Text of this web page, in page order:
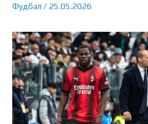
Фудбал /25.05.2026